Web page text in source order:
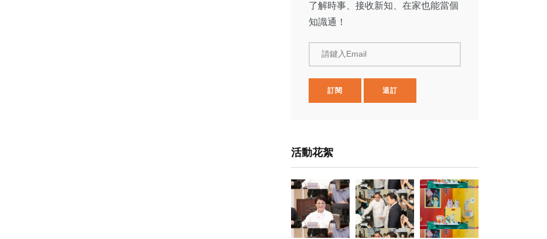
了解時事、接收新知、在家也能當個
知識通！
請鍵入Email
訂閱 退訂
活動花絮